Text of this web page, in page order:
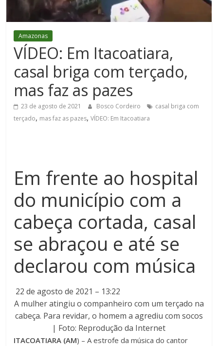
Figueiredo
Amazonas
VÍDEO: Em Itacoatiara,
casal briga com terçado,
mas faz as pazes
23 de agosto de 2021 Bosco Cordeiro
casal briga com
terçado, mas faz as pazes,VÍDEO: Em Itacoatiara
Em frente ao hospital
do município com a
cabeça cortada, casal
se abraçou e até se
declarou com música
22 de agosto de 2021 – 13:22
A mulher atingiu o companheiro com um terçado na
cabeça. Para revidar, o homem a agrediu com socos
| Foto: Reprodução da Internet
ITACOATIARA (AM) – A estrofe da música do cantor